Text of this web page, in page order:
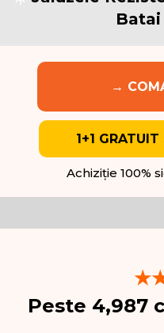
Batai
→
1+1
Achiziție 100%
Peste 4,987